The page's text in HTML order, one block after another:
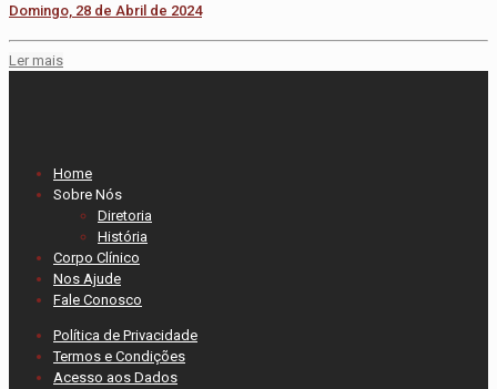
Domingo, 28 de Abril de 2024
Ler mais
Home
Sobre Nós
Diretoria
História
Corpo Clínico
Nos Ajude
Fale Conosco
Política de Privacidade
Termos e Condições
Acesso aos Dados